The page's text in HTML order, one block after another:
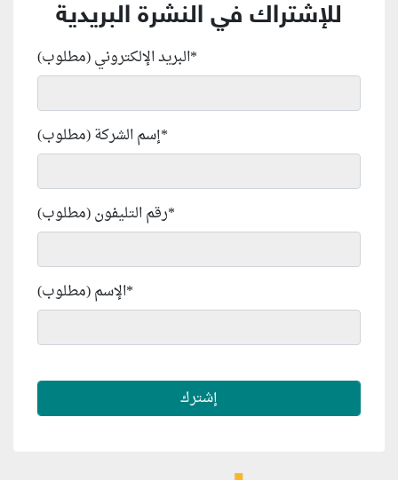
للإشتراك في النشرة البريدية
البريد الإلكتروني (مطلوب)*
إسم الشركة (مطلوب)*
رقم التليفون (مطلوب)*
الإسم (مطلوب)*